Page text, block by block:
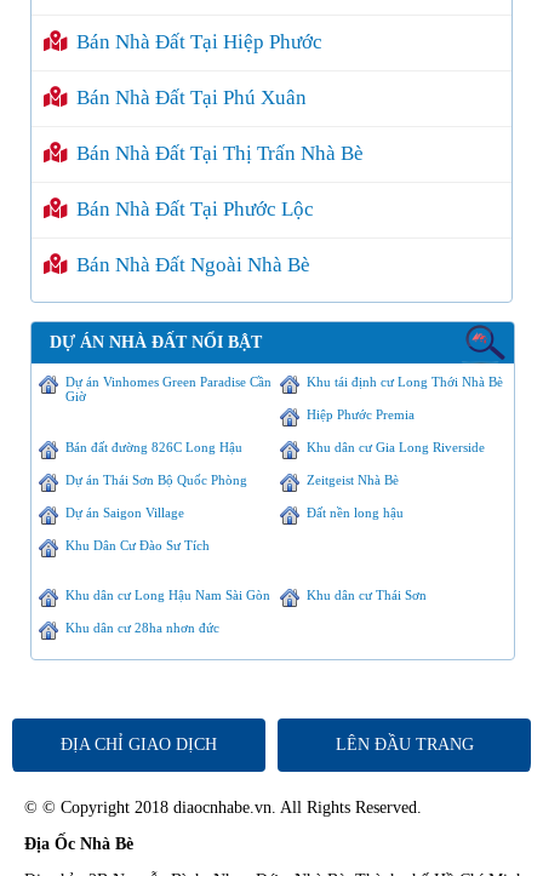
Bán Nhà Đất Tại Hiệp Phước
Bán Nhà Đất Tại Phú Xuân
Bán Nhà Đất Tại Thị Trấn Nhà Bè
Bán Nhà Đất Tại Phước Lộc
Bán Nhà Đất Ngoài Nhà Bè
DỰ ÁN NHÀ ĐẤT NỔI BẬT
Dự án Vinhomes Green Paradise Cần
Giờ
Khu tái định cư Long Thới Nhà Bè
Hiệp Phước Premia
Bán đất đường 826C Long Hậu Khu dân cư Gia Long Riverside
Dự án Thái Sơn Bộ Quốc Phòng Zeitgeist Nhà Bè
Dự án Saigon Village Đất nền long hậu
Khu Dân Cư Đào Sư Tích
Khu dân cư Long Hậu Nam Sài Gòn Khu dân cư Thái Sơn
Khu dân cư 28ha nhơn đức
ĐỊA CHỈ GIAO DỊCH LÊN ĐẦU TRANG
© © Copyright 2018 diaocnhabe.vn. All Rights Reserved.
Địa Ốc Nhà Bè